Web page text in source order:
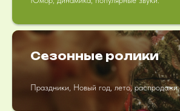
Сезонные ролики
Праздники, Новый год, лето, распродажи.